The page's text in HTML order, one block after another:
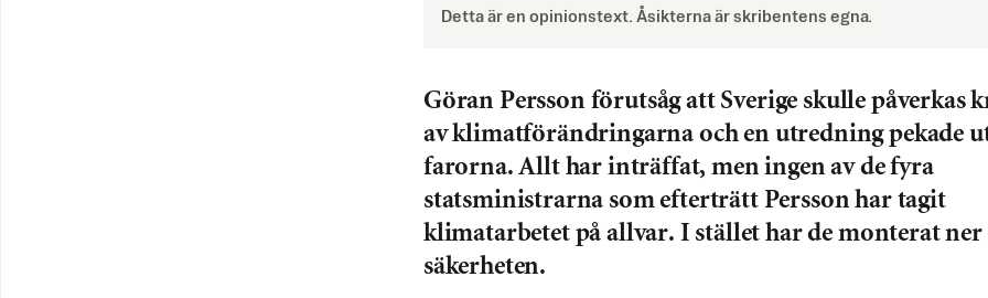
Detta är en opinionstext. Åsikterna är skribentens egna.
Göran Persson förutsåg att Sverige skulle påverkas
av klimatförändringarna och en utredning pekade
farorna. Allt har inträffat, men ingen av de fyra
statsministrarna som efterträtt Persson har tagit
klimatarbetet på allvar. I stället har de monterat ner
säkerheten.